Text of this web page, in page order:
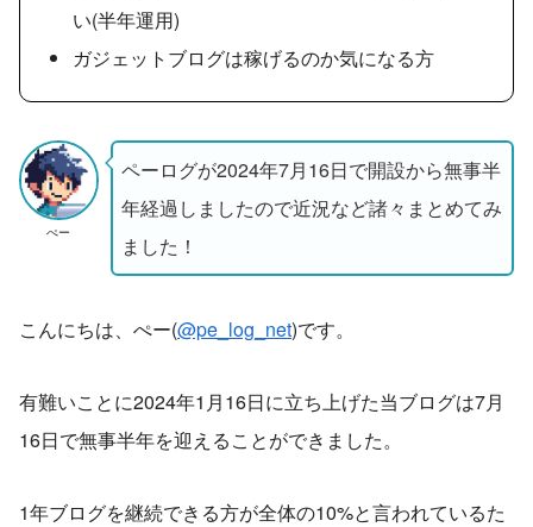
い(半年運用)
ガジェットブログは稼げるのか気になる方
ぺー
ペーログが2024年7月16日で開設から無事半
年経過しましたので近況など諸々まとめてみ
ました！
こんにちは、ぺー(@pe_log_net)です。
有難いことに2024年1月16日に立ち上げた当ブログは7月
16日で無事半年を迎えることができました。
1年ブログを継続できる方が全体の10%と言われているた